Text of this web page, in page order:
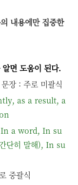
내용에만 집중한
면 도움이 된다.
장 : 주로 미괄식
as a result, a
a word, In su
히 말해), In su
중괄식